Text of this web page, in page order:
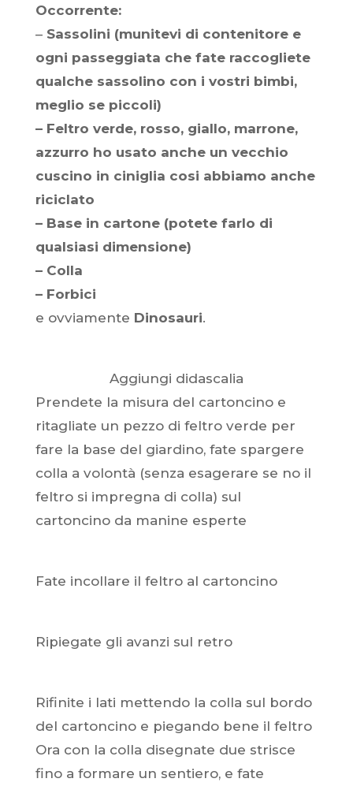
Occorrente:
–Sassolini (munitevi di contenitore e
ogni passeggiata che fate raccogliete
qualche sassolino con i vostri bimbi,
meglio se piccoli)
– Feltro verde, rosso, giallo, marrone,
azzurro ho usato anche un vecchio
cuscino in ciniglia cosi abbiamo anche
riciclato
– Base in cartone (potete farlo di
qualsiasi dimensione)
– Colla
– Forbici
e ovviamente Dinosauri.
Aggiungi didascalia
Prendete la misura del cartoncino e
ritagliate un pezzo di feltro verde per
fare la base del giardino, fate spargere
colla a volontà (senza esagerare se no il
feltro si impregna di colla) sul
cartoncino da manine esperte
Fate incollare il feltro al cartoncino
Ripiegate gli avanzi sul retro
Rifinite i lati mettendo la colla sul bordo
del cartoncino e piegando bene il feltro
Ora con la colla disegnate due strisce
fino a formare un sentiero, e fate